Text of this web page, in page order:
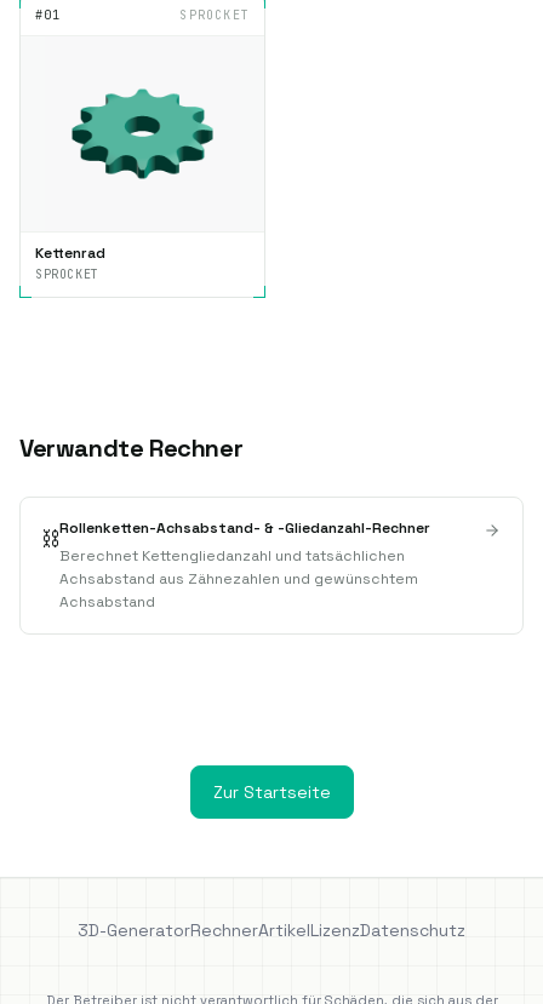
#01 SPROCKET
Kettenrad
SPROCKET
Verwandte Rechner
⛓️Rollenketten-Achsabstand- & -Gliedanzahl-Rechner
Berechnet Kettengliedanzahl und tatsächlichen
Achsabstand aus Zähnezahlen und gewünschtem
Achsabstand
Zur Startseite
3D-GeneratorRechnerArtikelLizenzDatenschutz
Der Betreiber ist nicht verantwortlich für Schäden, die sich aus der